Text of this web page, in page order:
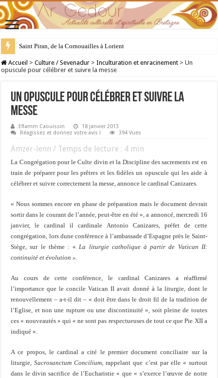
Saint Piran, de la Cornouailles à Lorient
28 juillet : Saint Samson de Dol, père de la Bretagne chrétienne
Accueil > Culture / Sevenadur > Inculturation et enracinement > Un
opuscule pour célébrer et suivre la messe
Un opuscule pour célébrer et suivre la
messe
Eflamm Caouissin
18 janvier 2013
Réagissez et donnez votre avis !
394 Vues
Amzer-lenn / Temps de lecture : 4 min
La Congrégation pour le Culte divin et la Discipline des sacrements est en
train de préparer pour les prêtres et les fidèles un opuscule qui les aide à
célébrer et suivre correctement la messe, annonce le cardinal Canizares.
« Nous sommes encore en phase de préparation mais le document devrait
sortir dans le courant de l’année, peut-être en été », a annoncé, mercredi 16
janvier, le cardinal il cardinale Antonio Canizares, préfet de cette
congrégation, lors dune conférence à l’ambassade d’Espagne près le Saint-
Siège, sur le thème : « La liturgie catholique à partir de Vatican II:
continuité et évolution »
Au cours de cette conférence, le cardinal Canizares a réaffirmé
l’importance que le concile Vatican II avait donné à la liturgie, dont le
renouvellement – a-t-il dit – « doit être dans le droit fil de la tradition de
l’Eglise, et non une rupture ou une discontinuité », soit pleine de toutes
ces « nouveautés » qui « ne sont pas respectueuses de tout ce que Pie XII a
indiqué ».
A ce propos, le cardinal a cité le premier document conciliaire sur la
liturgie,Sacrosanctum Concilium , rappelant que c’est par elle « surtout
dans le divin sacrifice de l’Eucharistie « que « s’exerce l’œuvre de notre